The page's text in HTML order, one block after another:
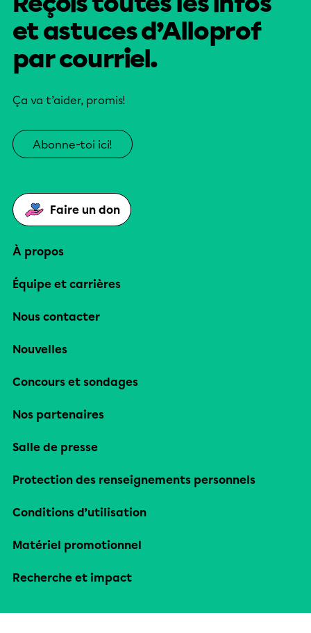
et astuces d’Alloprof
par courriel.
Ça va t’aider, promis!
Abonne-toi ici!
Faire un don
À propos
Équipe et carrières
Nous contacter
Nouvelles
Concours et sondages
Nos partenaires
Salle de presse
Protection des renseignements personnels
Conditions d’utilisation
Matériel promotionnel
Recherche et impact